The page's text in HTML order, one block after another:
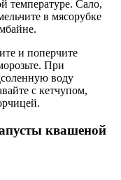
температуре. Сало,
в мясорубке
и поперчите
При
воду
с кетчупом,
квашеной